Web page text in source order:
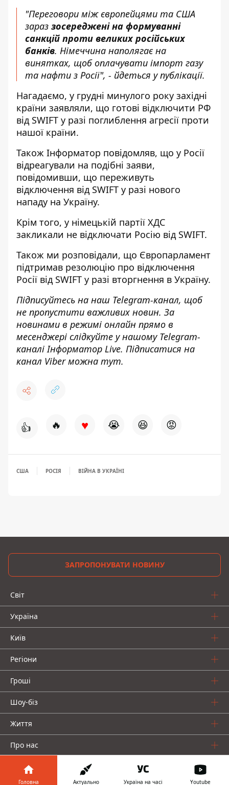
"Переговори між європейцями та США
зараз зосереджені на формуванні
санкцій проти великих російських
банків. Німеччина наполягає на
винятках, щоб оплачувати імпорт газу
та нафти з Росії", - йдеться у публікації.
Нагадаємо, у грудні минулого року західні
країни заявляли, що готові відключити РФ
від SWIFT у разі поглиблення агресії проти
нашої країни.
Також Інформатор повідомляв, що у Росії
відреагували на подібні заяви,
повідомивши, що переживуть
відключення від SWIFT у разі нового
нападу на Україну.
Крім того, у німецькій партії ХДС
закликали не відключати Росію від SWIFT.
Також ми розповідали, що Європарламент
підтримав резолюцію про відключення
Росії від SWIFT у разі вторгнення в Україну.
Підписуйтесь на наш Telegram-канал, щоб
не пропустити важливих новин. За
новинами в режимі онлайн прямо в
месенджері слідкуйте у нашому Telegram-
каналіІнформатор Live. Підписатися на
канал Viber можна тут.
👍 🔥 ♥ 😭 😆 😡
США РОСІЯ ВІЙНА В УКРАЇНІ
ЗАПРОПОНУВАТИ НОВИНУ
Світ
Україна
Київ
Регіони
Гроші
Шоу-біз
Життя
Про нас
Головна Актуально Україна на часі Youtube